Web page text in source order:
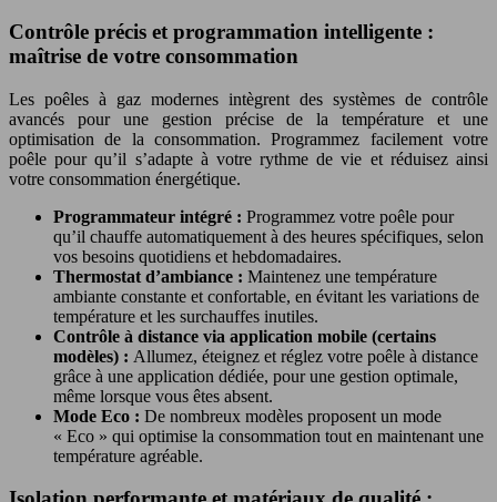
Contrôle précis et programmation intelligente :
maîtrise de votre consommation
Les poêles à gaz modernes intègrent des systèmes de contrôle
avancés pour une gestion précise de la température et une
optimisation de la consommation. Programmez facilement votre
poêle pour qu’il s’adapte à votre rythme de vie et réduisez ainsi
votre consommation énergétique.
Programmateur intégré : Programmez votre poêle pour
qu’il chauffe automatiquement à des heures spécifiques, selon
vos besoins quotidiens et hebdomadaires.
Thermostat d’ambiance : Maintenez une température
ambiante constante et confortable, en évitant les variations de
température et les surchauffes inutiles.
Contrôle à distance via application mobile (certains
modèles) : Allumez, éteignez et réglez votre poêle à distance
grâce à une application dédiée, pour une gestion optimale,
même lorsque vous êtes absent.
Mode Eco : De nombreux modèles proposent un mode
« Eco » qui optimise la consommation tout en maintenant une
température agréable.